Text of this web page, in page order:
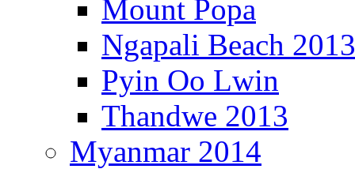
Mount Popa
Ngapali Beach 2013
Pyin Oo Lwin
Thandwe 2013
Myanmar 2014